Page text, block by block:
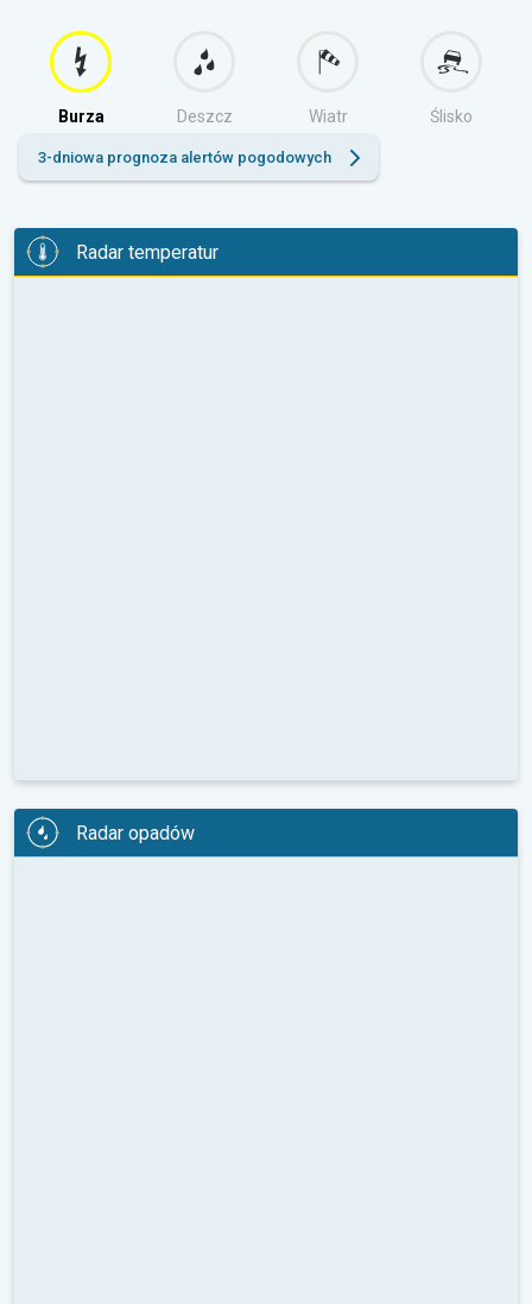
Burza Deszcz Wiatr Ślisko
3-dniowa prognoza alertów pogodowych
Radar temperatur
Radar opadów